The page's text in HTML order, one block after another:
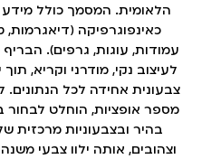
הלאומית. המסמך כולל מידע
כאינפוגרפיקה (דיאגרמות,
עמודות, עוגות, גרפים).
לעיצוב נקי, מודרני וקריא,
צבעונית אחידה לכל
מספר אופציות, הוחלט
בהיר ובצבעוניות מרכזית
וצהובים, אותה ילוו צבעי